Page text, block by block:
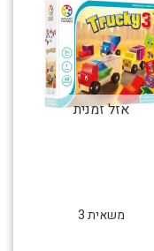
אזל זמנית
משאית 3